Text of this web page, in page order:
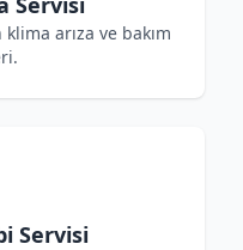
arıza ve bakım
Servisi